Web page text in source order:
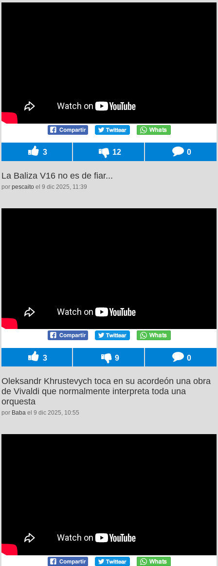
3 12 0
La Baliza V16 no es de fiar...
por pescaito el 9 dic 2025, 11:39
3 9 0
Oleksandr Khrustevych toca en su acordeón una obra
de Vivaldi que normalmente interpreta toda una
orquesta
por Baba el 9 dic 2025, 10:55